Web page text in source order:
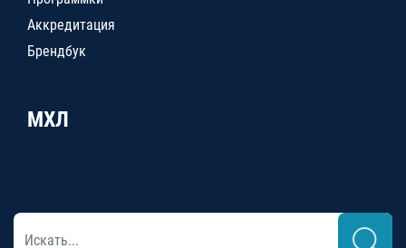
Аккредитация
Брендбук
МХЛ